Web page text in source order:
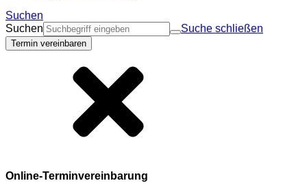
Suchen
Suchen
Suche schließen
Termin vereinbaren
Online-Terminvereinbarung